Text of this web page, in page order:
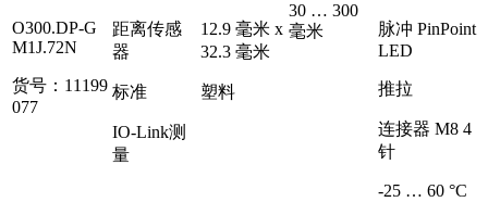
O300.DP-G
M1J.72N
货号：11199
077
距离传感
器
标准
IO-Link测
量
12.9 毫米 x
32.3 毫米
塑料
30 … 300
毫米
脉冲 PinPoint
LED
推拉
连接器 M8 4
针
-25 … 60 °C